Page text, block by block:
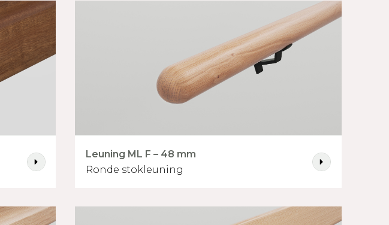
Leuning ML F – 48 mm
Ronde stokleuning